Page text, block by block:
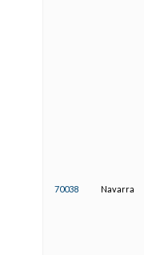
70038 Navarra